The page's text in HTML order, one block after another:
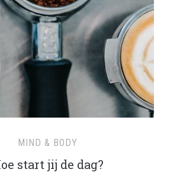
MIND & BODY
start jij de dag?